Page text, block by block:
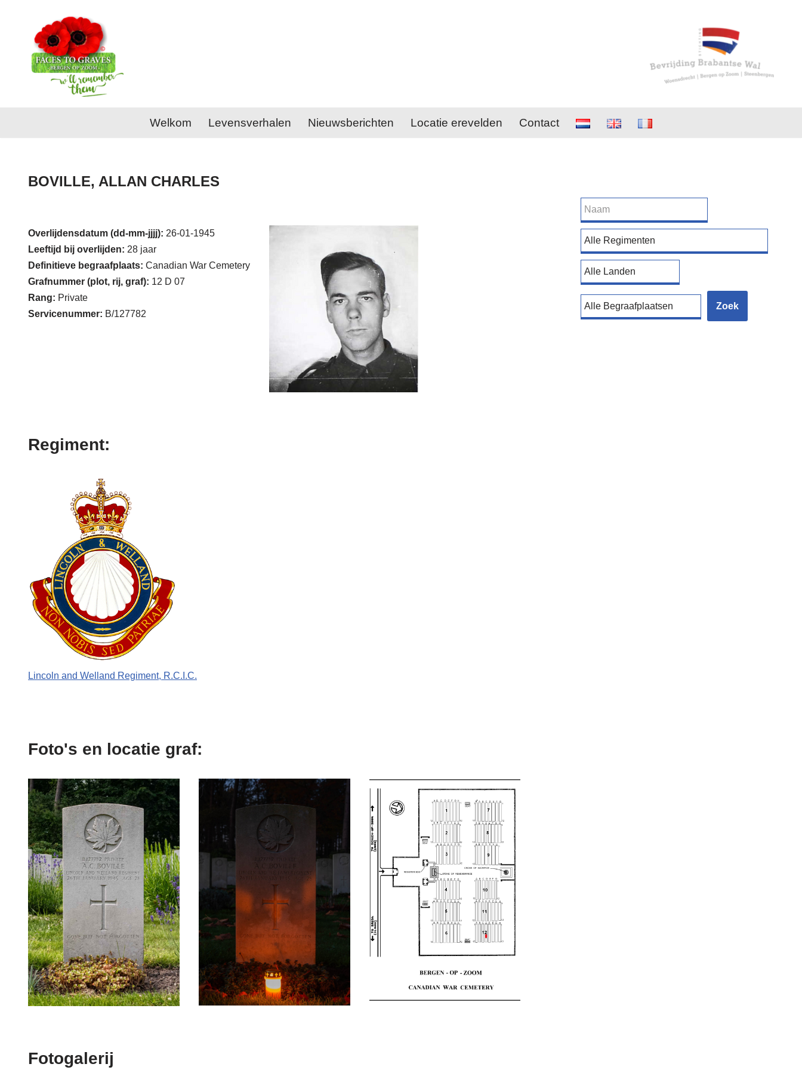
Welkom Levensverhalen Nieuwsberichten Locatie erevelden Contact
BOVILLE, ALLAN CHARLES
Overlijdensdatum (dd-mm-jjjj): 26-01-1945
Leeftijd bij overlijden: 28 jaar
Definitieve begraafplaats: Canadian War Cemetery
Grafnummer (plot, rij, graf): 12 D 07
Rang: Private
Servicenummer: B/127782
Regiment:
Lincoln and Welland Regiment, R.C.I.C.
Foto's en locatie graf:
Fotogalerij